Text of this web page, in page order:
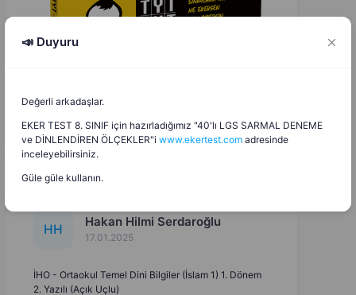
HH Hakan Hilmi Serdaroğlu
17.01.2025
İHO - Ortaokul Temel Dini Bilgiler (İslam 1) 1. Dönem
2. Yazılı (Açık Uçlu)
📣 Duyuru
Değerli arkadaşlar.
EKER TEST 8. SINIF için hazırladığımız "40'lı LGS SARMAL DENEME
ve DİNLENDİREN ÖLÇEKLER"i www.ekertest.com adresinde
inceleyebilirsiniz.
Güle güle kullanın.